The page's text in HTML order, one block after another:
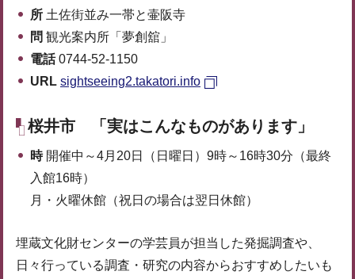
所 土佐街並み一帯と壷阪寺
問 観光案内所「夢創舘」
電話0744-52-1150
URL sightseeing2.takatori.info
桜井市 「実はこんなものがあります」
時開催中～4月20日（日曜日）9時～16時30分（最終
入館16時）
月・火曜休館（祝日の場合は翌日休館）
埋蔵文化財センターの学芸員が担当した発掘調査や、
日々行っている調査・研究の内容からおすすめしたいも